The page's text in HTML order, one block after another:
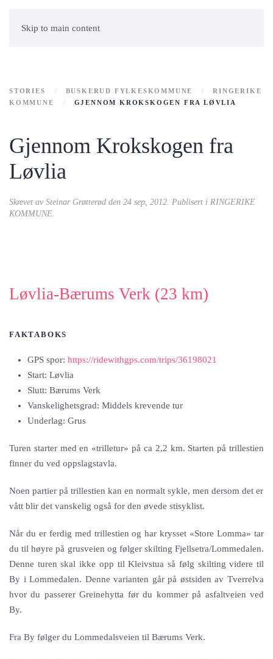
Skip to main content
STORIES BUSKERUD FYLKESKOMMUNE
RINGERIKE
KOMMUNE
GJENNOM KROKSKOGEN FRA LØVLIA
Gjennom Krokskogen fra
Løvlia
Skrevet av Steinar Grøtterød den 24 sep, 2012. Publisert i RINGERIKE
KOMMUNE.
Løvlia-Bærums Verk (23 km)
FAKTABOKS
GPS spor: https://ridewithgps.com/trips/36198021
Start: Løvlia
Slutt: Bærums Verk
Vanskelighetsgrad: Middels krevende tur
Underlag: Grus
Turen starter med en «trilletur» på ca 2,2 km. Starten på trillestien
finner du ved oppslagstavla.
Noen partier på trillestien kan en normalt sykle, men dersom det er
vått blir det vanskelig også for den øvede stisyklist.
Når du er ferdig med trillestien og har krysset «Store Lomma» tar
du til høyre på grusveien og følger skilting Fjellsetra/Lommedalen.
Denne turen skal ikke opp til Kleivstua så følg skilting videre til
By i Lommedalen. Denne varianten går på østsiden av Tverrelva
hvor du passerer Greinehytta før du kommer på asfaltveien ved
By.
Fra By følger du Lommedalsveien til Bærums Verk.